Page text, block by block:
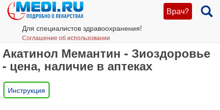
Врач?
Для специалистов здравоохранения!
Соглашение об использовании
Акатинол Мемантин - Зиоздоровье
- цена, наличие в аптеках
Инструкция